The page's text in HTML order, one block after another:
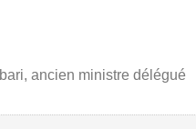
ancien ministre délégué